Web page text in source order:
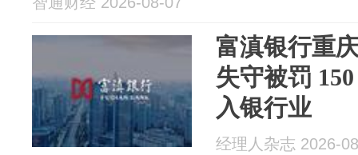
富滇银行重
失守被罚
入银行业
经理人杂志 2026-